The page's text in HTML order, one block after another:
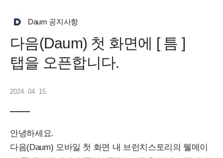
Daum 공지사항
다음(Daum) 첫 화면에 [ 틈 ]
탭을 오픈합니다.
2024. 04. 15.
안녕하세요.
다음(Daum) 모바일 첫 화면 내 브런치스토리의 웰메이